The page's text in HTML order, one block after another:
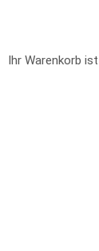
Ihr Warenkorb ist